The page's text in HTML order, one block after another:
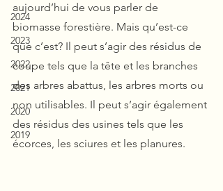
2024
2023
2022
2021
2020
2019
aujourd’hui de vous parler de
biomasse forestière. Mais qu’est-ce
que c’est? Il peut s’agir des résidus de
coupe tels que la tête et les branches
des arbres abattus, les arbres morts ou
non utilisables. Il peut s’agir également
des résidus des usines tels que les
écorces, les sciures et les planures.